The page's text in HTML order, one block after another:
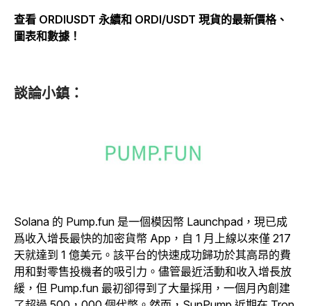
查看 ORDIUSDT 永續和 ORDI/USDT 現貨的最新價格、
圖表和數據！
談論小鎮：
Solana 的 Pump.fun 是一個模因幣 Launchpad，現已成
爲收入增長最快的加密貨幣 App，自 1 月上線以來僅 217
天就達到 1 億美元。該平台的快速成功歸功於其高昂的費
用和對零售投機者的吸引力。儘管最近活動和收入增長放
緩，但 Pump.fun 最初卻得到了大量採用，一個月內創建